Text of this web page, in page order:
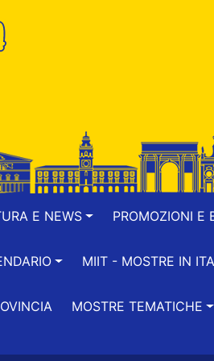
E NEWS PROMOZIONI E
MIIT - MOSTRE IN
MOSTRE TEMATICHE